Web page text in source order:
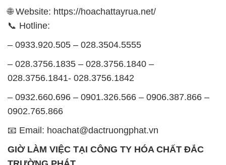
📧 Email: hoachat@dactruongphat.vn
GIỜ LÀM VIỆC TẠI CÔNG TY HÓA CHẤT ĐẮC
TRƯỜNG PHÁT
Thời gian làm việctại Hóa Chất Đắc Trường Phát
được tổ chức như sau:
Thứ 2 đến thứ 6: Buổi sáng: từ 8h đến 11h – Buổi
chiều: từ 12h30 đến 17h
Thứ 7: Buổi sáng: từ 8h đến 11h – Buổi chiều: từ
Chủ nhật: Nghỉ chủ nhật hàng tuần